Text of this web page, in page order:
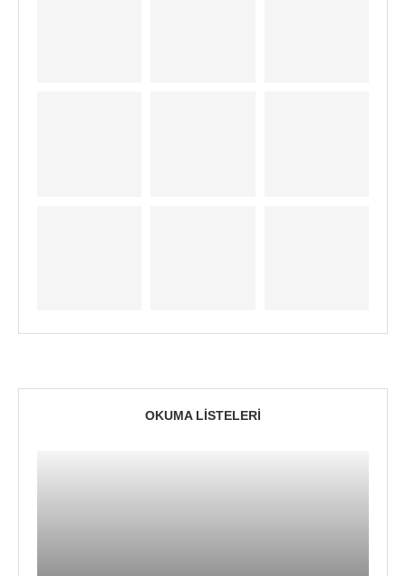
OKUMA LISTELERI